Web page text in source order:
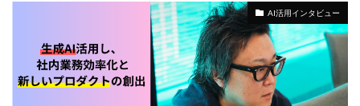
AI活用インタビュー